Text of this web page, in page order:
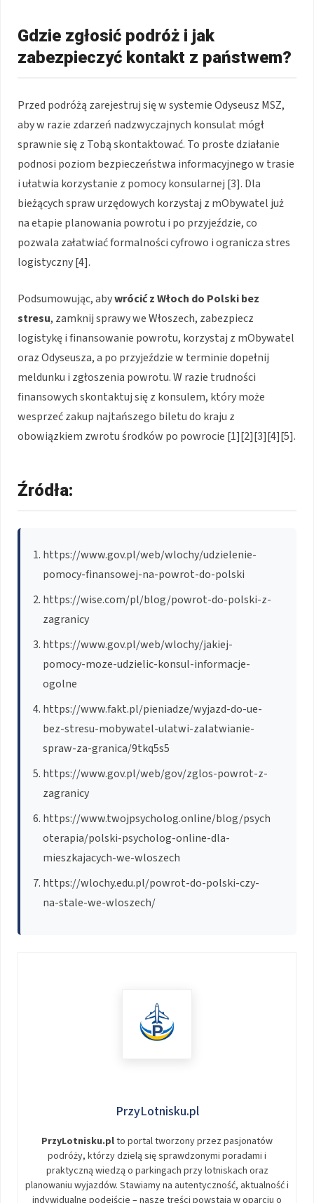
Gdzie zgłosić podróż i jak
zabezpieczyć kontakt z państwem?
Przed podróżą zarejestruj się w systemie Odyseusz MSZ,
aby w razie zdarzeń nadzwyczajnych konsulat mógł
sprawnie się z Tobą skontaktować. To proste działanie
podnosi poziom bezpieczeństwa informacyjnego w trasie
i ułatwia korzystanie z pomocy konsularnej [3]. Dla
bieżących spraw urzędowych korzystaj z mObywatel już
na etapie planowania powrotu i po przyjeździe, co
pozwala załatwiać formalności cyfrowo i ogranicza stres
logistyczny [4].
Podsumowując, abywrócić z Włoch do Polski bez
stresu, zamknij sprawy we Włoszech, zabezpiecz
logistykę i finansowanie powrotu, korzystaj z mObywatel
oraz Odyseusza, a po przyjeździe w terminie dopełnij
meldunku i zgłoszenia powrotu. W razie trudności
finansowych skontaktuj się z konsulem, który może
wesprzeć zakup najtańszego biletu do kraju z
obowiązkiem zwrotu środków po powrocie [1][2][3][4][5].
Źródła:
https://www.gov.pl/web/wlochy/udzielenie-
pomocy-finansowej-na-powrot-do-polski
https://wise.com/pl/blog/powrot-do-polski-z-
zagranicy
https://www.gov.pl/web/wlochy/jakiej-
pomocy-moze-udzielic-konsul-informacje-
ogolne
https://www.fakt.pl/pieniadze/wyjazd-do-ue-
bez-stresu-mobywatel-ulatwi-zalatwianie-
spraw-za-granica/9tkq5s5
https://www.gov.pl/web/gov/zglos-powrot-z-
zagranicy
https://www.twojpsycholog.online/blog/psych
oterapia/polski-psycholog-online-dla-
mieszkajacych-we-wloszech
https://wlochy.edu.pl/powrot-do-polski-czy-
na-stale-we-wloszech/
PrzyLotnisku.pl
PrzyLotnisku.plto portal tworzony przez pasjonatów
podróży, którzy dzielą się sprawdzonymi poradami i
praktyczną wiedzą o parkingach przy lotniskach oraz
planowaniu wyjazdów. Stawiamy na autentyczność, aktualność i
indywidualne podejście – nasze treści powstają w oparciu o